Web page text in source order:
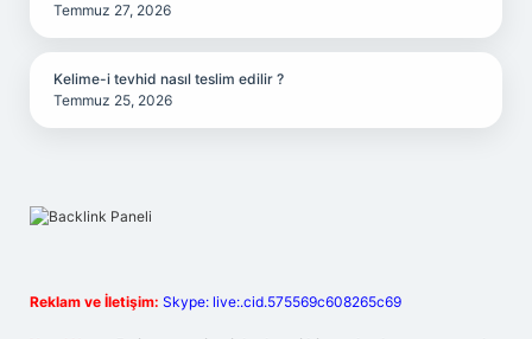
Temmuz 27, 2026
Kelime-i tevhid nasıl teslim edilir ?
Temmuz 25, 2026
Reklam ve İletişim: Skype: live:.cid.575569c608265c69